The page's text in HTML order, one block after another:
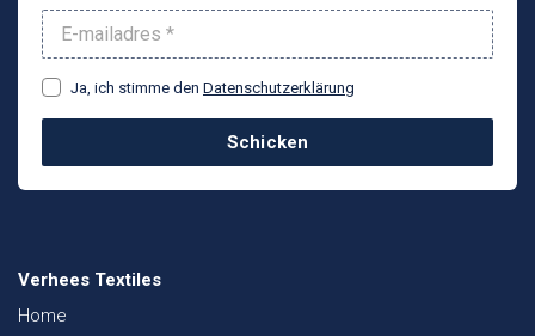
Ja, ich stimme den Datenschutzerklärung
Schicken
Verhees Textiles
Home